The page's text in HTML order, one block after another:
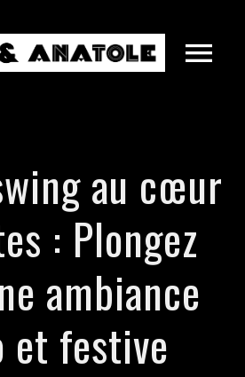
au cœur
: Plongez
ambiance
et festive